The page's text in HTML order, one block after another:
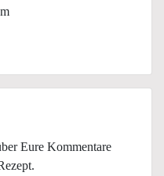
Eure Kommentare